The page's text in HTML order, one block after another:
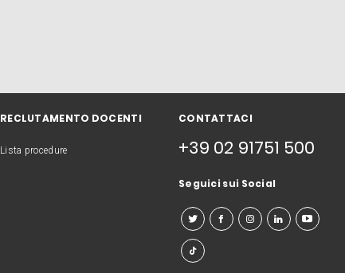
RECLUTAMENTO DOCENTI
Lista procedure
CONTATTACI
+39 02 91751 500
Seguici sui Social